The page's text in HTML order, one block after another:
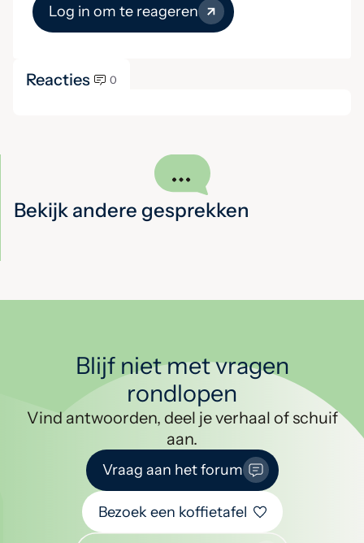
Log in om te reageren
Reacties 0
Bekijk andere gesprekken
Blijf niet met vragen
rondlopen
Vind antwoorden, deel je verhaal of schuif
aan.
Vraag aan het forum
Bezoek een koffietafel